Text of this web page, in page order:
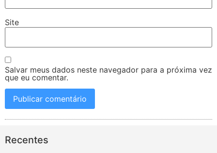
Site
Salvar meus dados neste navegador para a próxima vez
que eu comentar.
Recentes